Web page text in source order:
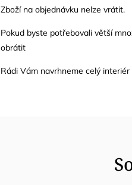
Zboží na objednávku nelze vrátit.
Pokud byste potřebovali větší
obrátit
Rádi Vám navrhneme celý